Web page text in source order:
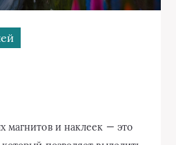
магнитов и наклеек — это